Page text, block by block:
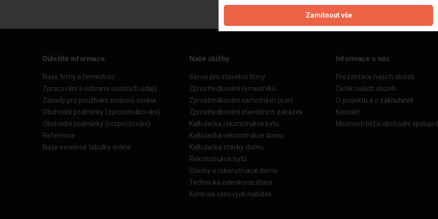
Důležité informace
Naše firmy a řemeslníci
Zpracování a ochrana osobních údajů
Zásady pro používání souborů cookie
Obchodní podmínky (zprostředkování)
Obchodní podmínky (rozpočtování)
Reference
Naše excelové tabulky online
Naše služby
Servis pro stavební firmy
Zprostředkování řemeslníků
Zprostředkování samotných prací
Zprostředkování stavebních zakázek
Kalkulačka rekonstrukce bytu
Kalkulačka rekonstrukce domu
Kalkulačka stavby domu
Rekonstrukce bytů
Stavby a rekonstrukce domů
Technická videokonzultace
Kontrola cenových nabídek
Informace o nás
Prezentace našich služeb
Ceník našich služeb
O projektu a o zakladateli
Kontakt
Možnosti bližší obchodní
Zamítnout vše